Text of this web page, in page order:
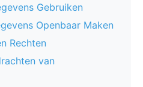
Gebruiken
Openbaar Maken
Rechten
van